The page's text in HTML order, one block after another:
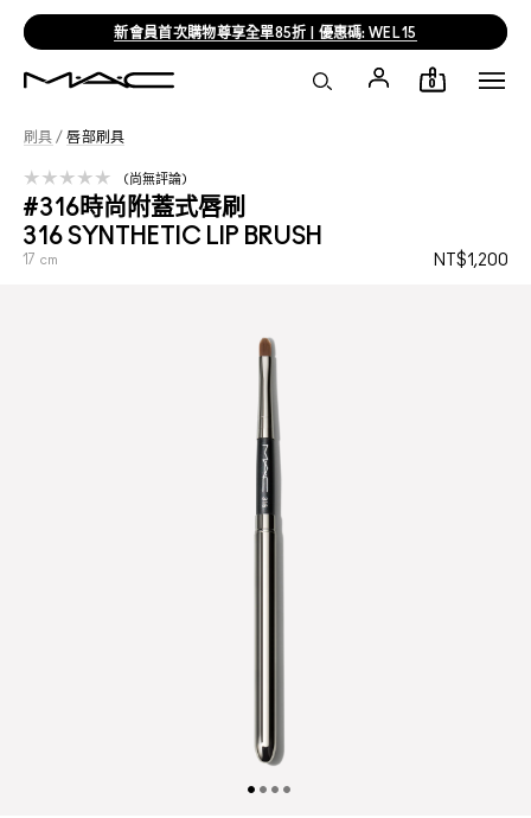
新會員首次購物尊享全單85折 | 優惠碼: WEL15
0
刷具 / 唇部刷具
#316時尚附蓋式唇刷
316 SYNTHETIC LIP BRUSH
NT$1,200
17 cm
尚無評論